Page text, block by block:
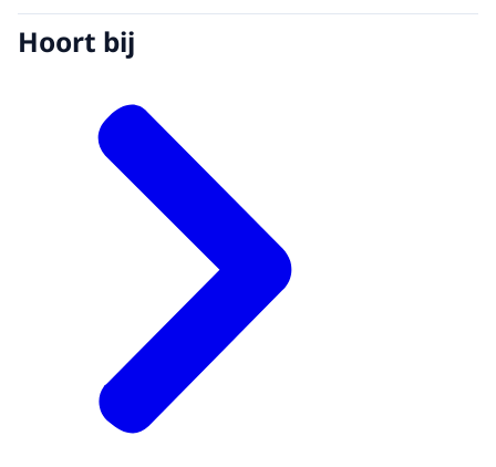
Hoort bij